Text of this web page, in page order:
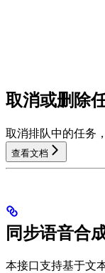
取消或删除
取消排队中的任务
查看文档
同步语音合
本接口支持基于文